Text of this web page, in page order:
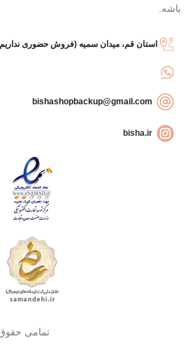
باشه.
استان قم، میدان سمیه (فروش حضوری
bisha.ir
تمامی